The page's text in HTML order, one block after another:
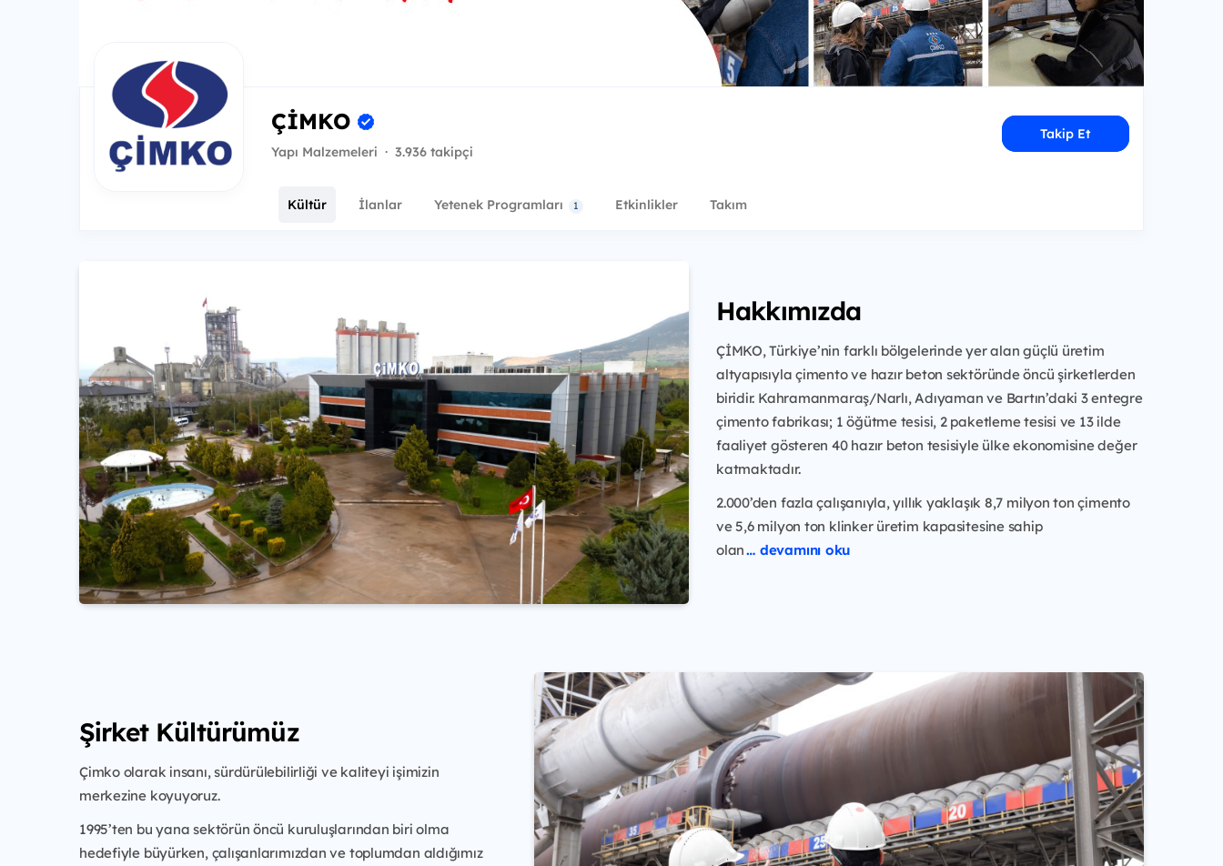
ÇİMKO
Yapı Malzemeleri · 3.936 takipçi
Takip Et
Kültür İlanlar Yetenek Programları 1 Etkinlikler Takım
Hakkımızda
ÇİMKO, Türkiye’nin farklı bölgelerinde yer alan güçlü üretim
altyapısıyla çimento ve hazır beton sektöründe öncü şirketlerden
biridir. Kahramanmaraş/Narlı, Adıyaman ve Bartın’daki 3 entegre
çimento fabrikası; 1 öğütme tesisi, 2 paketleme tesisi ve 13 ilde
faaliyet gösteren 40 hazır beton tesisiyle ülke ekonomisine değer
katmaktadır.
2.000’den fazla çalışanıyla, yıllık yaklaşık 8,7 milyon ton çimento
ve 5,6 milyon ton klinker üretim kapasitesine sahip
olan… devamını oku
Şirket Kültürümüz
Çimko olarak insanı, sürdürülebilirliği ve kaliteyi işimizin
merkezine koyuyoruz.
1995’ten bu yana sektörün öncü kuruluşlarından biri olma
hedefiyle büyürken, çalışanlarımızdan ve toplumdan aldığımız